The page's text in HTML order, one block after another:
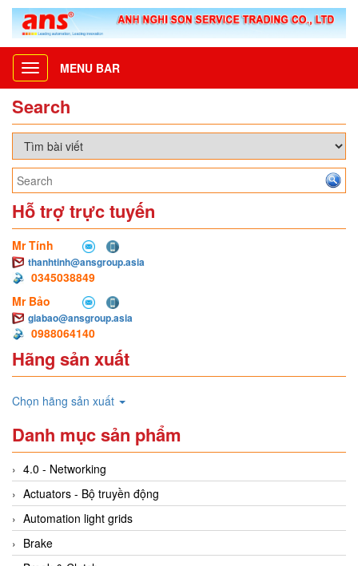
Toggle
navigation
MENU BAR
Search
Hỗ trợ trực tuyến
Mr Tính
thanhtinh@ansgroup.asia
0345038849
Mr Bảo
giabao@ansgroup.asia
0988064140
Hãng sản xuất
Chọn hãng sản xuất
Danh mục sản phẩm
4.0 - Networking
Actuators - Bộ truyền động
Automation light grids
Brake